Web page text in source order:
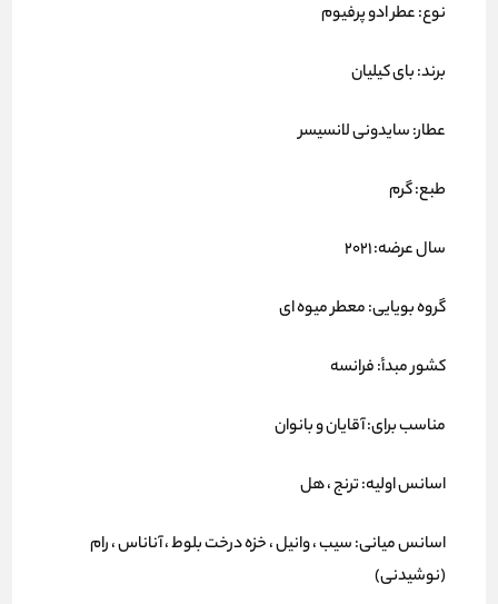
نوع: عطر ادو پرفیوم
برند: بای کیلیان
عطار: سایدونی لانسیسر
طبع: گرم
سال عرضه: 2021
گروه بویایی: معطر میوه ای
کشور مبدأ: فرانسه
مناسب برای: آقایان و بانوان
اسانس اولیه: ترنج ، هل
اسانس میانی: سیب ، وانیل ، خزه درخت بلوط ، آناناس ، رام
(نوشیدنی)